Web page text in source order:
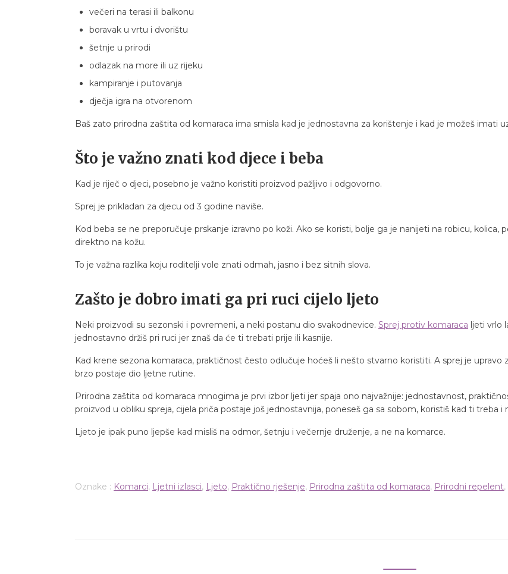
večeri na terasi ili balkonu
boravak u vrtu i dvorištu
šetnje u prirodi
odlazak na more ili uz rijeku
kampiranje i putovanja
dječja igra na otvorenom
Baš zato prirodna zaštita od komaraca ima smisla kad je jednostavna za korištenje i kad je možeš imati
Što je važno znati kod djece i beba
Kad je riječ o djeci, posebno je važno koristiti proizvod pažljivo i odgovorno.
Sprej je prikladan za djecu od 3 godine naviše.
Kod beba se ne preporučuje prskanje izravno po koži. Ako se koristi, bolje ga je nanijeti na robicu, kolica,
direktno na kožu.
To je važna razlika koju roditelji vole znati odmah, jasno i bez sitnih slova.
Zašto je dobro imati ga pri ruci cijelo ljeto
Neki proizvodi su sezonski i povremeni, a neki postanu dio svakodnevice. Sprej protiv komaraca ljeti vrlo
jednostavno držiš pri ruci jer znaš da će ti trebati prije ili kasnije.
Kad krene sezona komaraca, praktičnost često odlučuje hoćeš li nešto stvarno koristiti. A sprej je
brzo postaje dio ljetne rutine.
Prirodna zaštita od komaraca mnogima je prvi izbor ljeti jer spaja ono najvažnije: jednostavnost,
proizvod u obliku spreja, cijela priča postaje još jednostavnija, poneseš ga sa sobom, koristiš kad ti treba i
Ljeto je ipak puno ljepše kad misliš na odmor, šetnju i večernje druženje, a ne na komarce.
Oznake : Komarci, Ljetni izlasci, Ljeto, Praktično rješenje, Prirodna zaštita od komaraca, Prirodni repelent,